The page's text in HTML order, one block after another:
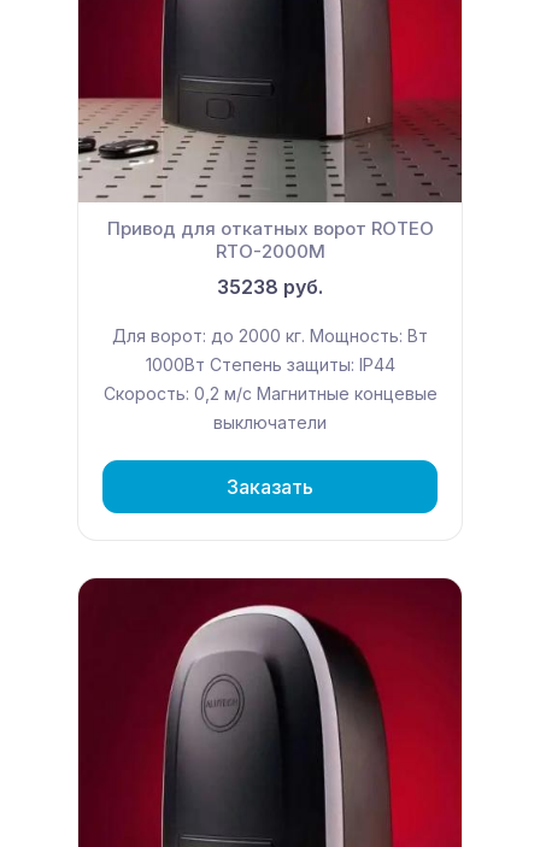
Привод для откатных ворот ROTEO
RTО-2000M
35238 руб.
Для ворот: до 2000 кг. Мощность: Вт
1000Вт Степень защиты: IP44
Скорость: 0,2 м/с Магнитные концевые
выключатели
Заказать